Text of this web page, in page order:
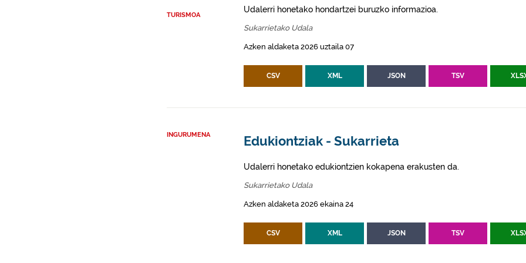
TURISMOA
Udalerri honetako hondartzei buruzko informazioa.
Sukarrietako Udala
Azken aldaketa 2026 uztaila 07
CSV XML JSON TSV
INGURUMENA Edukiontziak - Sukarrieta
Udalerri honetako edukiontzien kokapena erakusten da.
Sukarrietako Udala
Azken aldaketa 2026 ekaina 24
CSV XML JSON TSV